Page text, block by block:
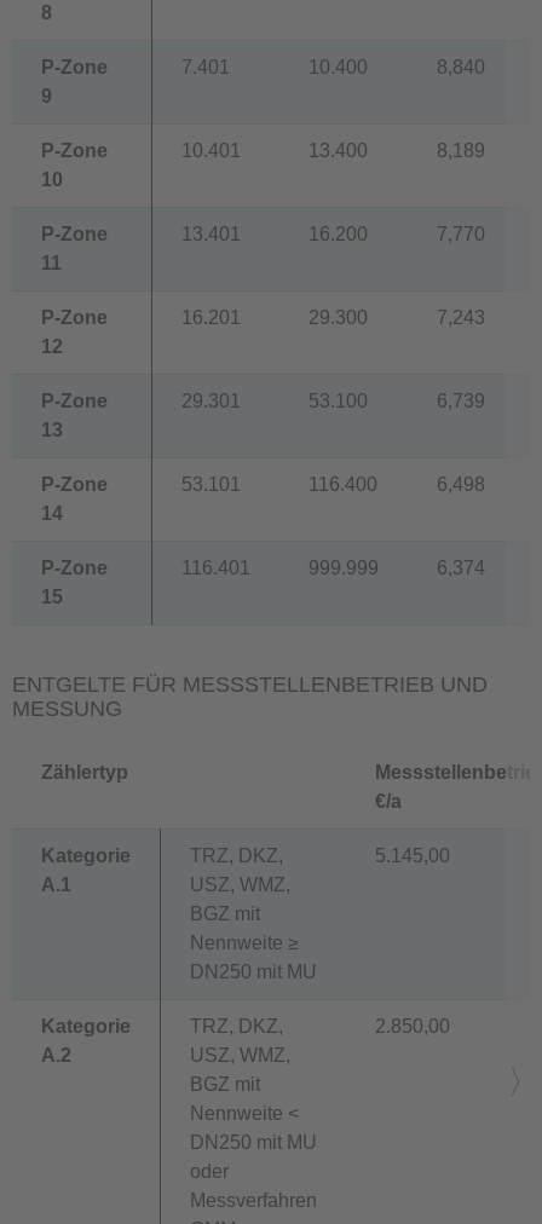
8
P-Zone
9
7.401 10.400 8,840
P-Zone
10
10.401 13.400 8,189
P-Zone
11
13.401 16.200 7,770
P-Zone
12
16.201 29.300 7,243
P-Zone
13
29.301 53.100 6,739
P-Zone
14
53.101 116.400 6,498
P-Zone
15
116.401 999.999 6,374
ENTGELTE FÜR MESSSTELLENBETRIEB UND
MESSUNG
Zählertyp
€/a
Kategorie
A.1
TRZ, DKZ,
USZ, WMZ,
BGZ mit
Nennweite ≥
DN250 mit MU
5.145,00
Kategorie
A.2
TRZ, DKZ,
USZ, WMZ,
BGZ mit
Nennweite <
DN250 mit MU
oder
Messverfahren
2.850,00